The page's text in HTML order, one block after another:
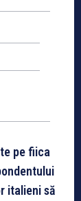
pe fiica
italieni să